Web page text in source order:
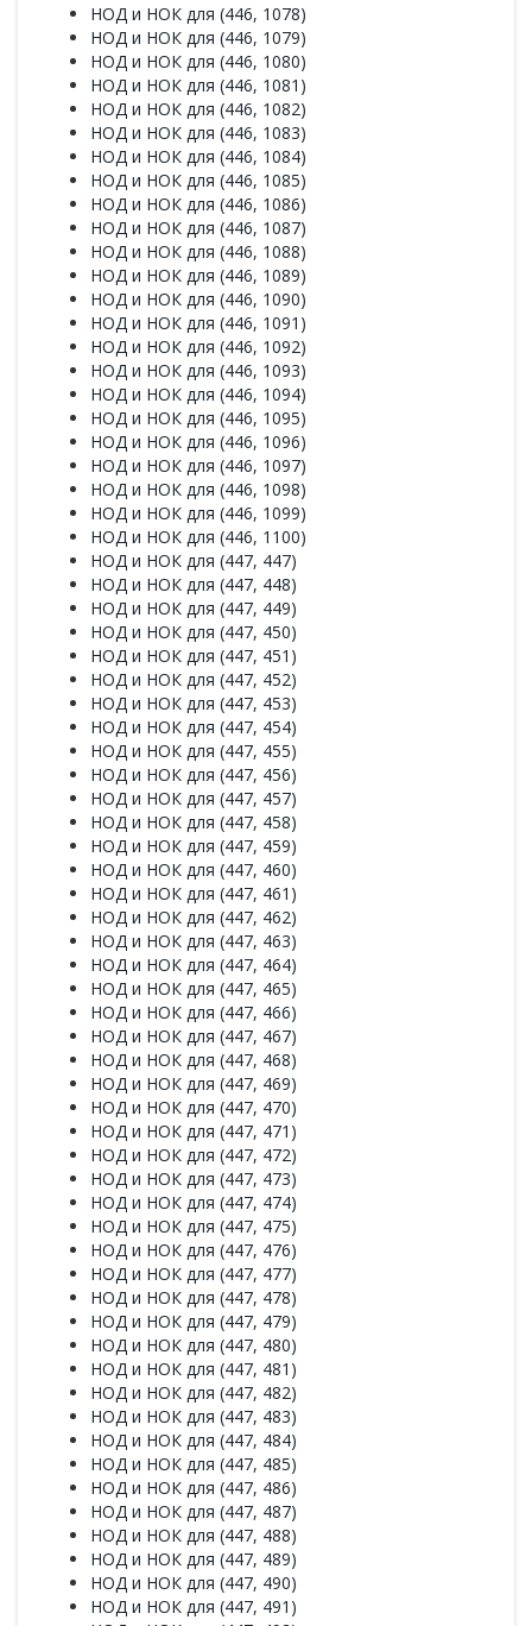
НОД и НОК для (446, 1078)
НОД и НОК для (446, 1079)
НОД и НОК для (446, 1080)
НОД и НОК для (446, 1081)
НОД и НОК для (446, 1082)
НОД и НОК для (446, 1083)
НОД и НОК для (446, 1084)
НОД и НОК для (446, 1085)
НОД и НОК для (446, 1086)
НОД и НОК для (446, 1087)
НОД и НОК для (446, 1088)
НОД и НОК для (446, 1089)
НОД и НОК для (446, 1090)
НОД и НОК для (446, 1091)
НОД и НОК для (446, 1092)
НОД и НОК для (446, 1093)
НОД и НОК для (446, 1094)
НОД и НОК для (446, 1095)
НОД и НОК для (446, 1096)
НОД и НОК для (446, 1097)
НОД и НОК для (446, 1098)
НОД и НОК для (446, 1099)
НОД и НОК для (446, 1100)
НОД и НОК для (447, 447)
НОД и НОК для (447, 448)
НОД и НОК для (447, 449)
НОД и НОК для (447, 450)
НОД и НОК для (447, 451)
НОД и НОК для (447, 452)
НОД и НОК для (447, 453)
НОД и НОК для (447, 454)
НОД и НОК для (447, 455)
НОД и НОК для (447, 456)
НОД и НОК для (447, 457)
НОД и НОК для (447, 458)
НОД и НОК для (447, 459)
НОД и НОК для (447, 460)
НОД и НОК для (447, 461)
НОД и НОК для (447, 462)
НОД и НОК для (447, 463)
НОД и НОК для (447, 464)
НОД и НОК для (447, 465)
НОД и НОК для (447, 466)
НОД и НОК для (447, 467)
НОД и НОК для (447, 468)
НОД и НОК для (447, 469)
НОД и НОК для (447, 470)
НОД и НОК для (447, 471)
НОД и НОК для (447, 472)
НОД и НОК для (447, 473)
НОД и НОК для (447, 474)
НОД и НОК для (447, 475)
НОД и НОК для (447, 476)
НОД и НОК для (447, 477)
НОД и НОК для (447, 478)
НОД и НОК для (447, 479)
НОД и НОК для (447, 480)
НОД и НОК для (447, 481)
НОД и НОК для (447, 482)
НОД и НОК для (447, 483)
НОД и НОК для (447, 484)
НОД и НОК для (447, 485)
НОД и НОК для (447, 486)
НОД и НОК для (447, 487)
НОД и НОК для (447, 488)
НОД и НОК для (447, 489)
НОД и НОК для (447, 490)
НОД и НОК для (447, 491)